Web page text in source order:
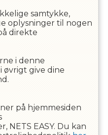
samtykke,
oplysninger til nogen
direkte
i denne
øvrigt give dine
på hjemmesiden
NETS EASY. Du kan